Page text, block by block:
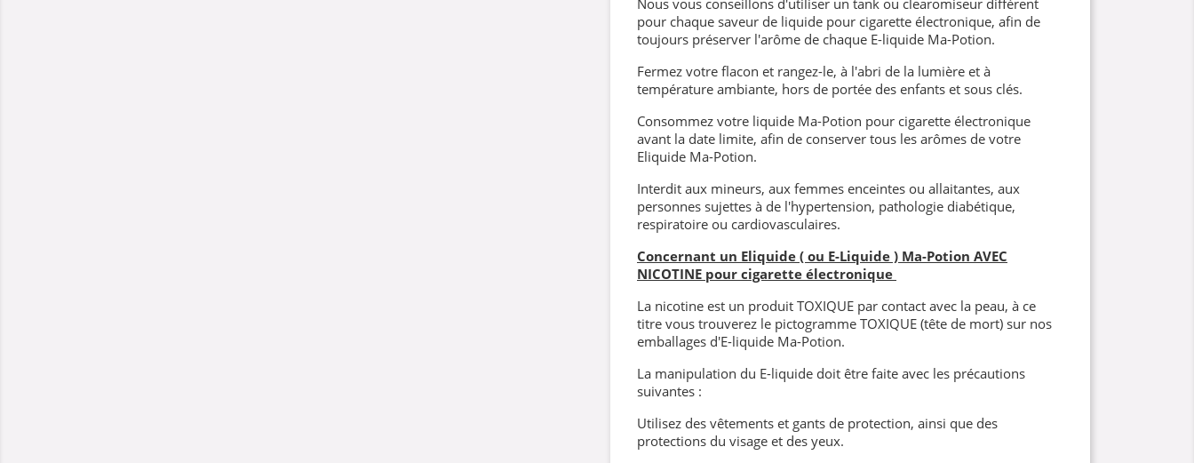
Nous vous conseillons d'utiliser un tank ou clearomiseur différent
pour chaque saveur de liquide pour cigarette électronique, afin de
toujours préserver l'arôme de chaque E-liquide Ma-Potion.
Fermez votre flacon et rangez-le, à l'abri de la lumière et à
température ambiante, hors de portée des enfants et sous clés.
Consommez votre liquide Ma-Potion pour cigarette électronique
avant la date limite, afin de conserver tous les arômes de votre
Eliquide Ma-Potion.
Interdit aux mineurs, aux femmes enceintes ou allaitantes, aux
personnes sujettes à de l'hypertension, pathologie diabétique,
respiratoire ou cardiovasculaires.
Concernant un Eliquide ( ou E-Liquide ) Ma-Potion AVEC
NICOTINE pour cigarette électronique
La nicotine est un produit TOXIQUE par contact avec la peau, à ce
titre vous trouverez le pictogramme TOXIQUE (tête de mort) sur nos
emballages d'E-liquide Ma-Potion.
La manipulation du E-liquide doit être faite avec les précautions
suivantes :
Utilisez des vêtements et gants de protection, ainsi que des
protections du visage et des yeux.